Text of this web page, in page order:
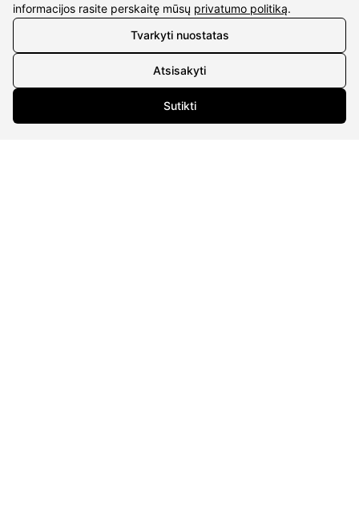
M.K.Čiurlionio g. 50
P/C Aidas “Diaura” Druskininkai
Įm.kodas 304176340
informacijos rasite perskaitę mūsų privatumo politiką.
Tvarkyti nuostatas
Atsisakyti
Sutikti